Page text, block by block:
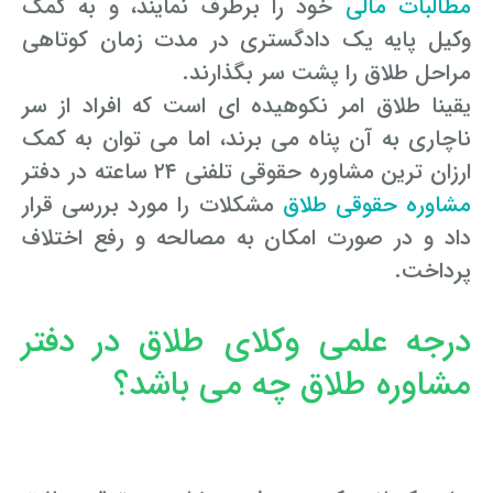
تبانی در معاملات دولتی
اوراق کردن اتومبیل بدون مجوز قانونی
شکایت از آلودگی صوتی
وکیل کیفری آنلاین
رویکرد حادثه بدون شاهد
مشاوره حقوقی تخریب
مطالبات مالی خود را برطرف نمایند، و به کمک
وکیل پایه یک دادگستری در مدت زمان کوتاهی
مراحل طلاق را پشت سر بگذارند.
یقینا طلاق امر نکوهیده ای است که افراد از سر
ناچاری به آن پناه می برند، اما می توان به کمک
ارزان ترین مشاوره حقوقی تلفنی ۲۴ ساعته در دفتر
مشاوره حقوقی طلاق مشکلات را مورد بررسی قرار
داد و در صورت امکان به مصالحه و رفع اختلاف
پرداخت.
درجه علمی وکلای طلاق در دفتر
مشاوره طلاق چه می باشد؟